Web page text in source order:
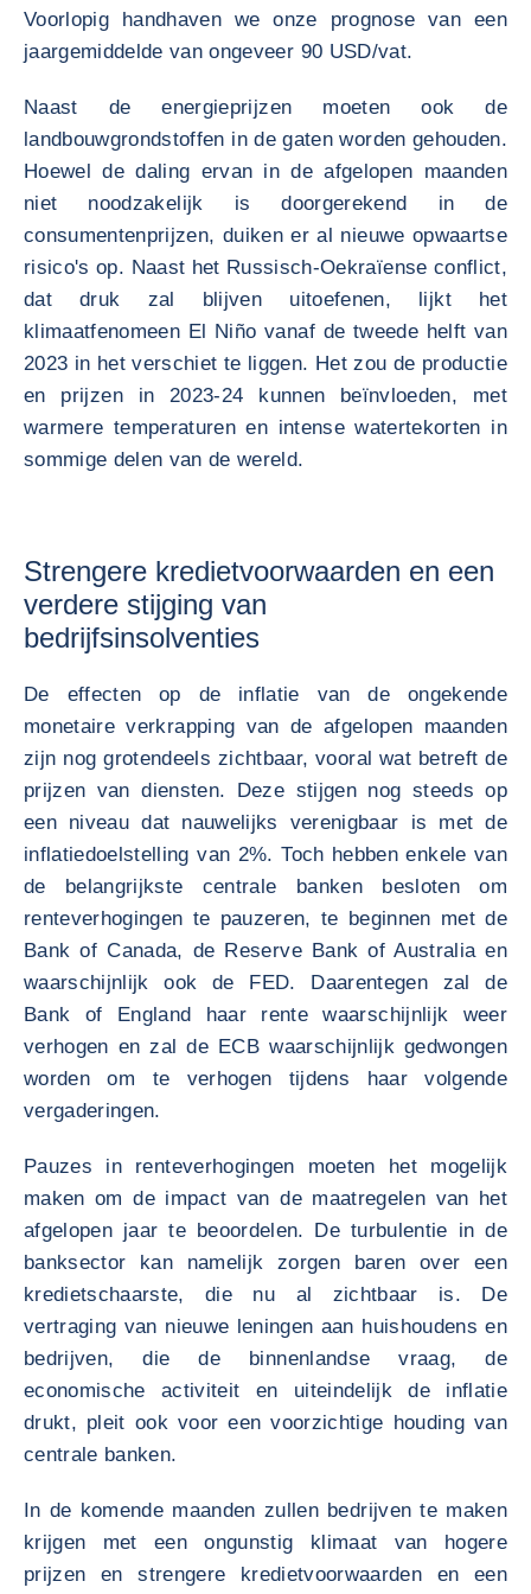
Voorlopig handhaven we onze prognose van een
jaargemiddelde van ongeveer 90 USD/vat.
Naast de energieprijzen moeten ook de
landbouwgrondstoffen in de gaten worden gehouden.
Hoewel de daling ervan in de afgelopen maanden
niet noodzakelijk is doorgerekend in de
consumentenprijzen, duiken er al nieuwe opwaartse
risico's op. Naast het Russisch-Oekraïense conflict,
dat druk zal blijven uitoefenen, lijkt het
klimaatfenomeen El Niño vanaf de tweede helft van
2023 in het verschiet te liggen. Het zou de productie
en prijzen in 2023-24 kunnen beïnvloeden, met
warmere temperaturen en intense watertekorten in
sommige delen van de wereld.
Strengere kredietvoorwaarden en een
verdere stijging van
bedrijfsinsolventies
De effecten op de inflatie van de ongekende
monetaire verkrapping van de afgelopen maanden
zijn nog grotendeels zichtbaar, vooral wat betreft de
prijzen van diensten. Deze stijgen nog steeds op
een niveau dat nauwelijks verenigbaar is met de
inflatiedoelstelling van 2%. Toch hebben enkele van
de belangrijkste centrale banken besloten om
renteverhogingen te pauzeren, te beginnen met de
Bank of Canada, de Reserve Bank of Australia en
waarschijnlijk ook de FED. Daarentegen zal de
Bank of England haar rente waarschijnlijk weer
verhogen en zal de ECB waarschijnlijk gedwongen
worden om te verhogen tijdens haar volgende
vergaderingen.
Pauzes in renteverhogingen moeten het mogelijk
maken om de impact van de maatregelen van het
afgelopen jaar te beoordelen. De turbulentie in de
banksector kan namelijk zorgen baren over een
kredietschaarste, die nu al zichtbaar is. De
vertraging van nieuwe leningen aan huishoudens en
bedrijven, die de binnenlandse vraag, de
economische activiteit en uiteindelijk de inflatie
drukt, pleit ook voor een voorzichtige houding van
centrale banken.
In de komende maanden zullen bedrijven te maken
krijgen met een ongunstig klimaat van hogere
prijzen en strengere kredietvoorwaarden en een